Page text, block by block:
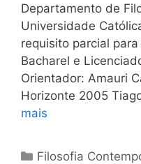
Departamento de
Universidade
requisito parcial
Bacharel e
Orientador: Amauri
Horizonte 2005
mais
Categorias
Filosofia